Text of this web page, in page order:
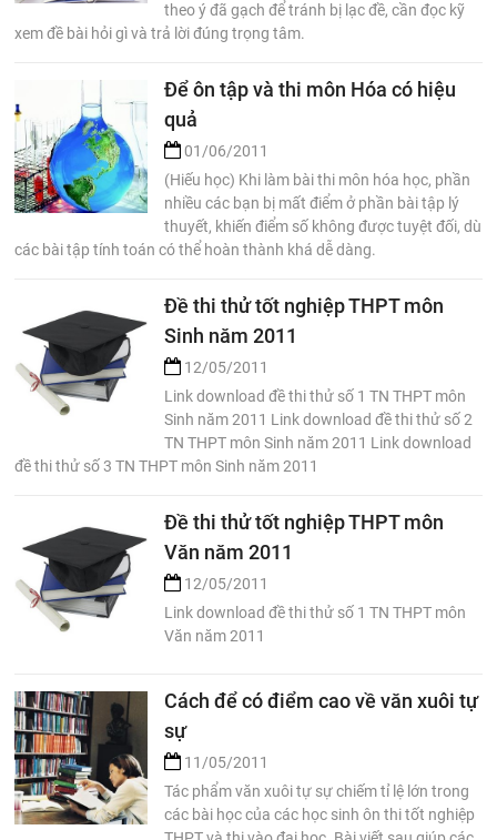
theo ý đã gạch để tránh bị lạc đề, cần đọc kỹ
xem đề bài hỏi gì và trả lời đúng trọng tâm.
Để ôn tập và thi môn Hóa có hiệu
quả
01/06/2011
(Hiếu học) Khi làm bài thi môn hóa học, phần
nhiều các bạn bị mất điểm ở phần bài tập lý
thuyết, khiến điểm số không được tuyệt đối, dù
các bài tập tính toán có thể hoàn thành khá dễ dàng.
Đề thi thử tốt nghiệp THPT môn
Sinh năm 2011
12/05/2011
Link download đề thi thử số 1 TN THPT môn
Sinh năm 2011 Link download đề thi thử số 2
TN THPT môn Sinh năm 2011 Link download
đề thi thử số 3 TN THPT môn Sinh năm 2011
Đề thi thử tốt nghiệp THPT môn
Văn năm 2011
12/05/2011
Link download đề thi thử số 1 TN THPT môn
Văn năm 2011
Cách để có điểm cao về văn xuôi tự
sự
11/05/2011
Tác phẩm văn xuôi tự sự chiếm tỉ lệ lớn trong
các bài học của các học sinh ôn thi tốt nghiệp